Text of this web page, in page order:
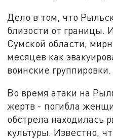
Дело в том, что
близости от границы.
Сумской области,
месяцев как
воинские группировки.
Во время атаки на
жертв - погибла
обстрела находилась
культуры. Известно,